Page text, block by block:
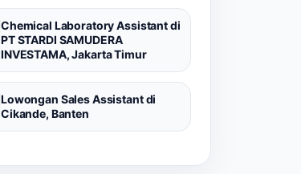
Chemical Laboratory Assistant di
PT STARDI SAMUDERA
INVESTAMA, Jakarta Timur
Lowongan Sales Assistant di
Cikande, Banten